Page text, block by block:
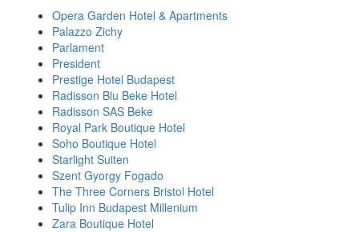
Opera Garden Hotel & Apartments
Palazzo Zichy
Parlament
President
Prestige Hotel Budapest
Radisson Blu Beke Hotel
Radisson SAS Beke
Royal Park Boutique Hotel
Soho Boutique Hotel
Starlight Suiten
Szent Gyorgy Fogado
The Three Corners Bristol Hotel
Tulip Inn Budapest Millenium
Zara Boutique Hotel